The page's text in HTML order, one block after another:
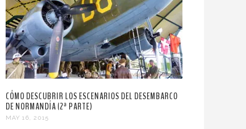
CÓMO DESCUBRIR LOS ESCENARIOS DEL DESEMBARCO
DE NORMANDÍA (2ª PARTE)
MAY 16, 2015